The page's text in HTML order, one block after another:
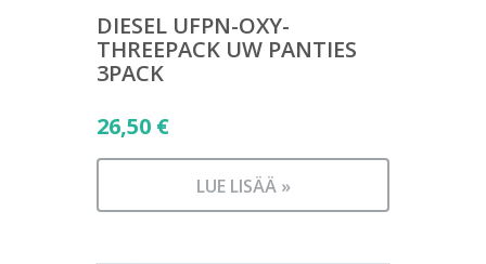
DIESEL UFPN-OXY-
THREEPACK UW PANTIES
3PACK
26,50 €
LUE LISÄÄ »